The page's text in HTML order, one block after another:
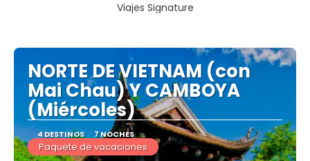
Viajes Signature
NORTE DE VIETNAM (con
Mai Chau) Y CAMBOYA
(Miércoles)
4 DESTINOS 7 NOCHES
Paquete de vacaciones